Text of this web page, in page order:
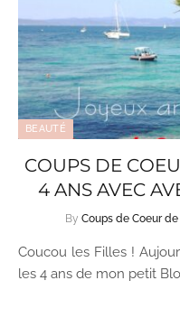
BEAUTÉ
COUPS DE
4 ANS AVEC
By Coups de Coeur
Coucou les Filles !
les 4 ans de mon petit